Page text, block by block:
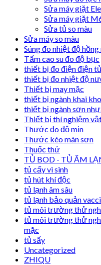
Sửa máy giặt
Sửa máy giặt
Sửa tủ so màu
Sửa máy so màu
Súng đo nhiệt độ
Tấm cao su đo độ bục
thiết bị đo điện điện
thiết bị đo nhiệt độ
Thiết bị may mặc
thiết bị ngành khai
thiết bị ngành sơn
Thiết bị thí nghiệm
Thước đo độ mịn
Thước kéo màn sơn
Thuốc thử
TỦ BOD - TỦ ẤM
tủ cấy vi sinh
tủ hút khí độc
tủ lạnh âm sâu
tủ lạnh bảo quản
tủ môi trường thử
tủ môi trường thử
mặc
tủ sấy
Uncategorized
ZHIQU